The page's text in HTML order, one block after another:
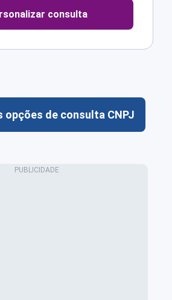
consulta
opções de consulta CNPJ